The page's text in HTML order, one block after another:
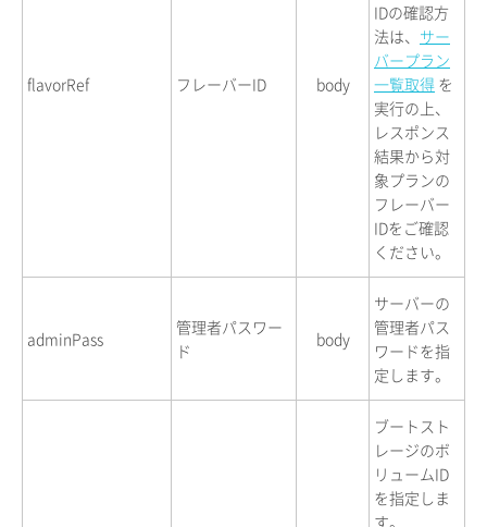
flavorRef フレーバーID body
IDの確認方
法は、 サー
バープラン
一覧取得 を
実行の上、
レスポンス
結果から対
象プランの
フレーバー
IDをご確認
ください。
adminPass
管理者パスワー
ド
body
サーバーの
管理者パス
ワードを指
定します。
ブートスト
レージのボ
リュームID
を指定しま
す。